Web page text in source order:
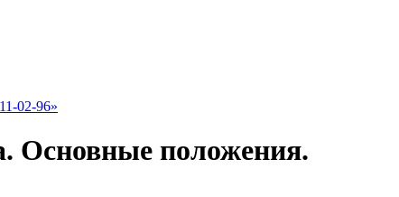
02-96»
Основные положения.